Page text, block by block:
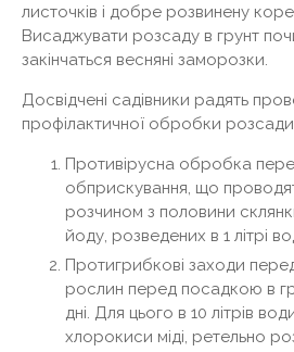
листочків і добре розвинену
Висаджувати розсаду в грунт
закінчаться весняні заморозки.
Досвідчені садівники радять
профілактичної обробки розсади
Противірусна обробка
обприскування, що
розчином з половини
йоду, розведених в 1 літрі
Протигрибкові заходи
рослин перед посадкою в
дні. Для цього в 10 літрів
хлорокиси міді, ретельно